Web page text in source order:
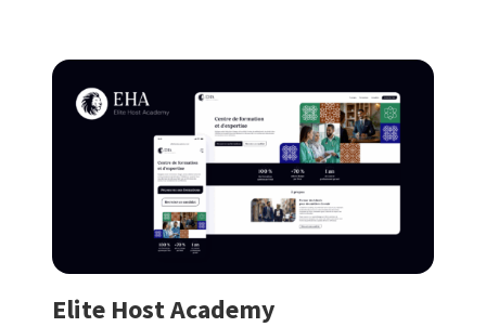
Elite Host Academy